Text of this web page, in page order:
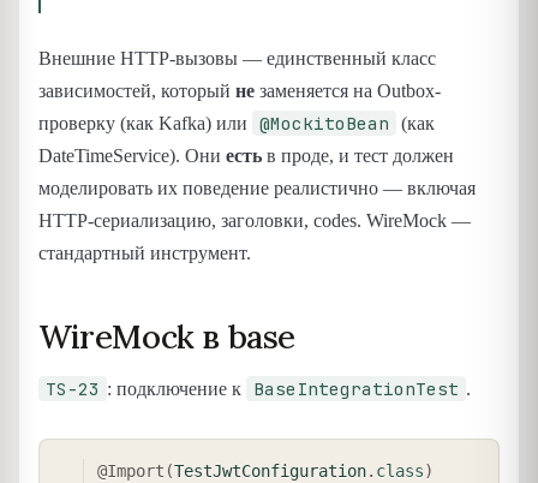
Внешние HTTP-вызовы — единственный класс
зависимостей, который не заменяется на Outbox-
проверку (как Kafka) или
@MockitoBean
(как
DateTimeService). Они есть в проде, и тест должен
моделировать их поведение реалистично — включая
HTTP-сериализацию, заголовки, codes. WireMock —
стандартный инструмент.
WireMock в base
TS-23 : подключение к BaseIntegrationTest .
@Import (TestJwtConfiguration. class)